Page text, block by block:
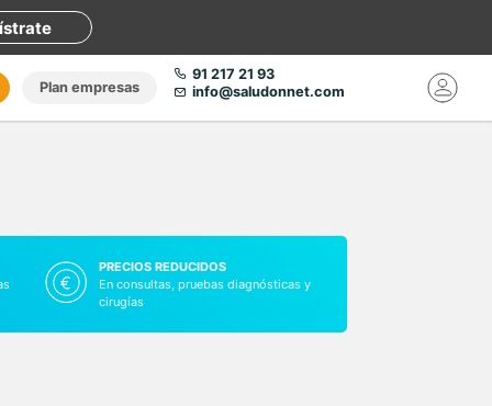
Plan empresas
91 217 21 93
info@saludonnet.com
PRECIOS REDUCIDOS
En consultas, pruebas diagnósticas y
cirugías